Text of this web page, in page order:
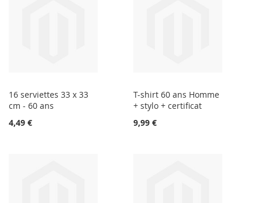
16 serviettes 33 x 33
cm - 60 ans
4,49 €
T-shirt 60 ans Homme
+ stylo + certificat
9,99 €